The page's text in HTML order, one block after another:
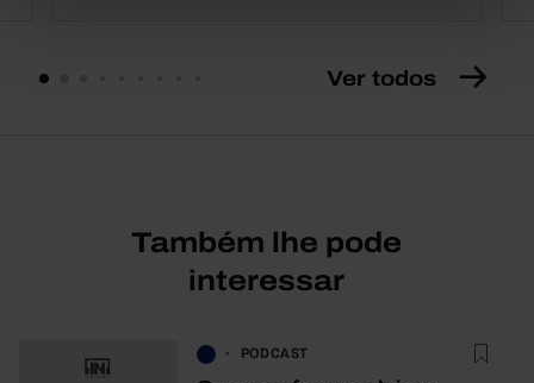
Ver todos
Também lhe pode
interessar
PODCAST